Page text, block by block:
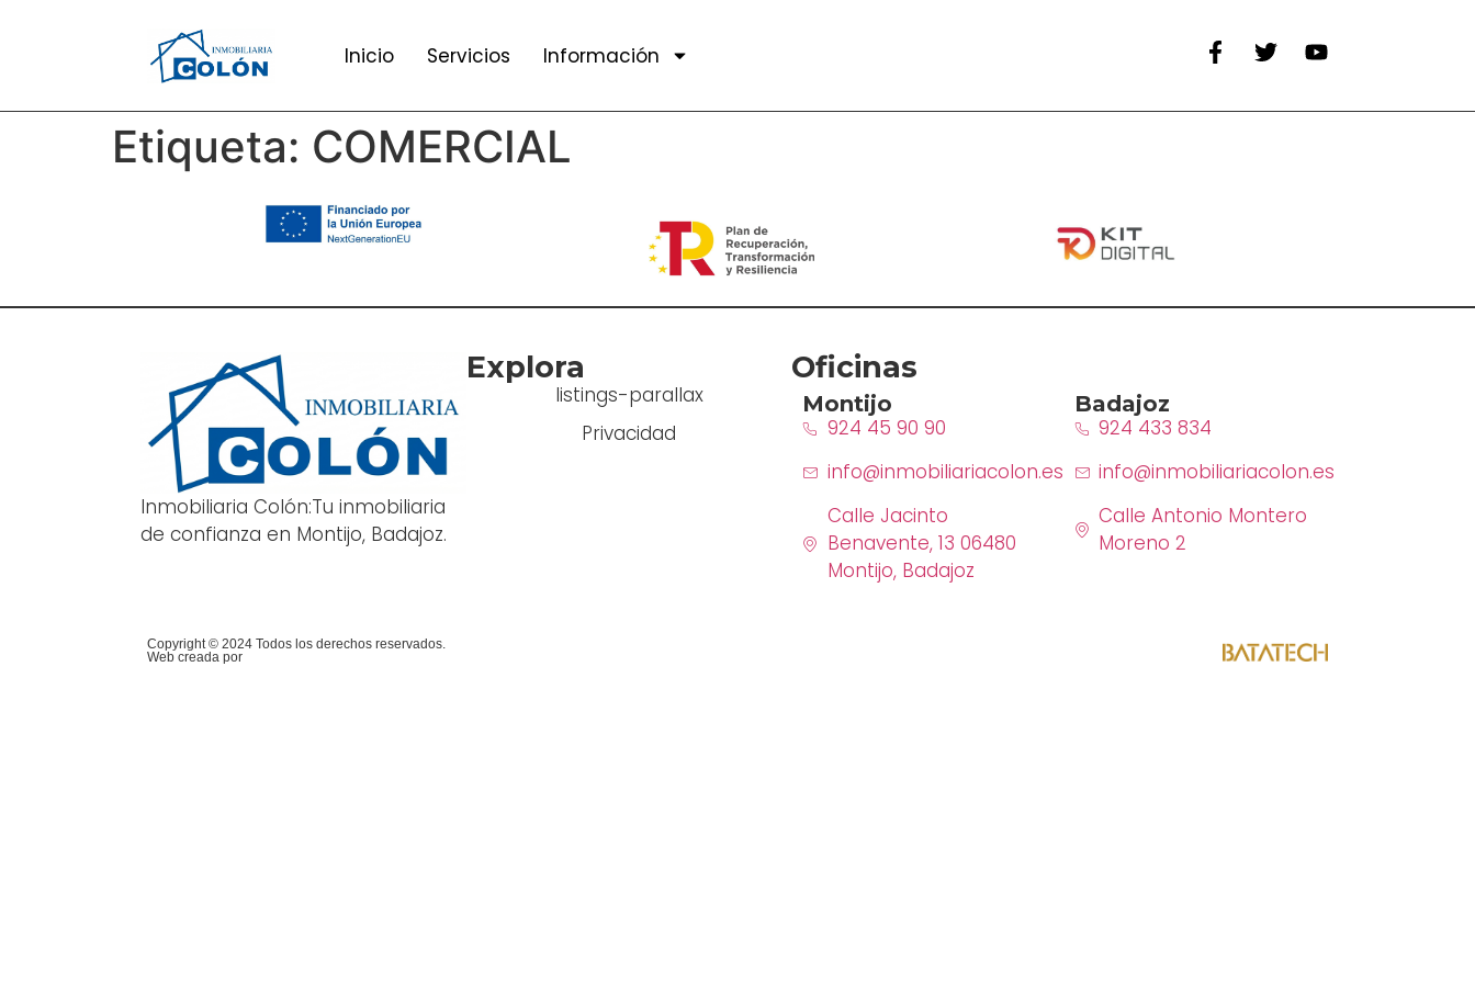
Inicio Servicios Información
Etiqueta: COMERCIAL
Inmobiliaria Colón:Tu inmobiliaria
de confianza en Montijo, Badajoz.
Explora
listings-parallax
Privacidad
Oficinas
Montijo
924 45 90 90
info@inmobiliariacolon.es
Calle Jacinto
Benavente, 13 06480
Montijo, Badajoz
Badajoz
924 433 834
info@inmobiliariacolon.es
Calle Antonio Montero
Moreno 2
Copyright © 2024 Todos los derechos reservados.
Web creada por